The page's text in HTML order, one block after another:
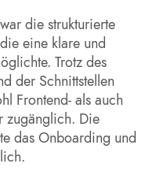
die strukturierte
eine klare und
Trotz des
der Schnittstellen
Frontend- als auch
zugänglich. Die
das Onboarding und